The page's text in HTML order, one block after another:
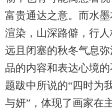
富贵通达之意。而水
渲染，山深路僻，行
远且闭塞的秋冬气息
品的内容和表达心境
题跋中所说的“四时为
与妍”，体现了画家在